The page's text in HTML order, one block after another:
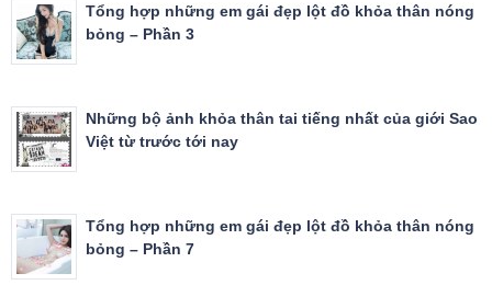
Tổng hợp những em gái đẹp lột đồ khỏa thân nóng
bỏng – Phần 3
Những bộ ảnh khỏa thân tai tiếng nhất của giới Sao
Việt từ trước tới nay
Tổng hợp những em gái đẹp lột đồ khỏa thân nóng
bỏng – Phần 7